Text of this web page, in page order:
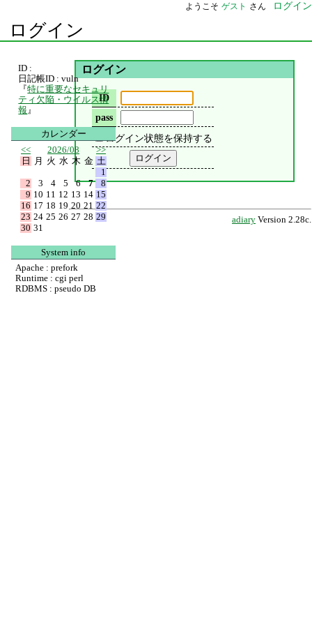
ようこそ ゲスト さん ログイン
ログイン
ログイン
ID
pass
ログイン状態を保持する
adiary Version 2.28c.
ID :
日記帳ID : vuln
『特に重要なセキュリ
ティ欠陥・ウイルス情
報 』
カレンダー
<<
2026/08
>>
日
月 火 水 木 金 土
1
2
3 4 5 6 7
8
9 10 11 12 13 14 15
16 17 18 19 20 21 22
23 24 25 26 27 28 29
30 31
System info
Apache : prefork
Runtime : cgi perl
RDBMS : pseudo DB